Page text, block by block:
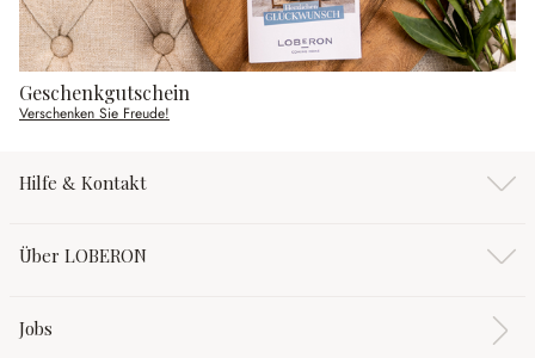
Geschenkgutschein
Verschenken Sie Freude!
Hilfe & Kontakt
Über LOBERON
Jobs